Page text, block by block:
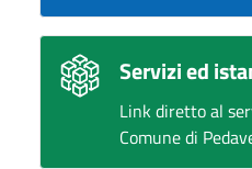
Servizi ed
Link diretto al
Comune di